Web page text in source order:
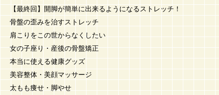
【最終回】開脚が簡単に出来るようになるストレッチ！
骨盤の歪みを治すストレッチ
肩こりをこの世からなくしたい
女の子座り・産後の骨盤矯正
本当に使える健康グッズ
美容整体・美顔マッサージ
太もも痩せ・脚やせ